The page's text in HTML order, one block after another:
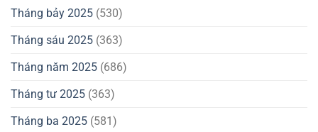
Tháng bảy 2025 (530)
Tháng sáu 2025 (363)
Tháng năm 2025 (686)
Tháng tư 2025 (363)
Tháng ba 2025 (581)